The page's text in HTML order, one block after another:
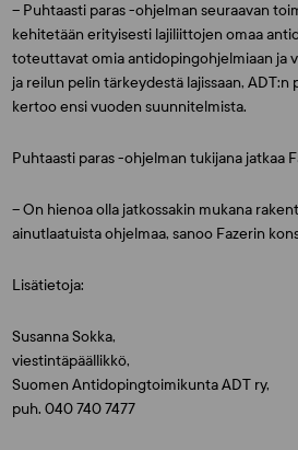
– Puhtaasti paras -ohjelman seuraavan
kehitetään erityisesti lajiliittojen omaa
toteuttavat omia antidopingohjelmiaan ja
ja reilun pelin tärkeydestä lajissaan, ADT:n
kertoo ensi vuoden suunnitelmista.
Puhtaasti paras -ohjelman tukijana jatkaa
– On hienoa olla jatkossakin mukana
ainutlaatuista ohjelmaa, sanoo Fazerin
Lisätietoja:
Susanna Sokka,
viestintäpäällikkö,
Suomen Antidopingtoimikunta ADT ry,
puh. 040 740 7477